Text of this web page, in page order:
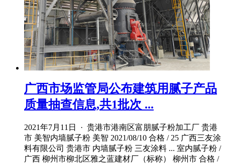
广西市场监管局公布建筑用腻子产品
质量抽查信息,共1批次 ...
2021年7月11日 · 贵港市港南区富朋腻子粉加工厂 贵港
市 美智内墙腻子粉 美智 2021/08/10 合格 / 25 广西三友涂
料有限公司 贵港市 内墙腻子粉 三友涂料 ... 室内腻子粉 /
广西 柳州市柳北区雅之蓝建材厂（标称） 柳州市 合格 /